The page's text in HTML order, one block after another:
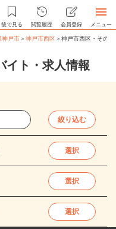
後で見る 閲覧履歴 会員登録 メニュー
神戸市＞神戸市西区＞神戸市西区・その
イト・求人情報
絞り込む
選択
選択
選択